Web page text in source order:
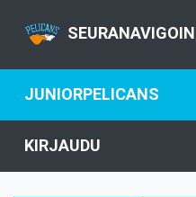
JUNIORPELICANS
KIRJAUDU